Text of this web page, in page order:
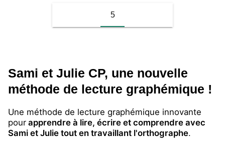
5
Sami et Julie CP, une nouvelle
méthode de lecture graphémique !
Une méthode de lecture graphémique innovante
pour apprendre à lire, écrire et comprendre avec
Sami et Julie tout en travaillant l'orthographe.